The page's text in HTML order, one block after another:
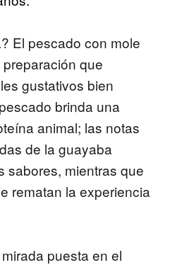
El pescado con mole
que
gustativos bien
brinda una
animal; las notas
de la guayaba
sabores, mientras que
rematan la experiencia
puesta en el